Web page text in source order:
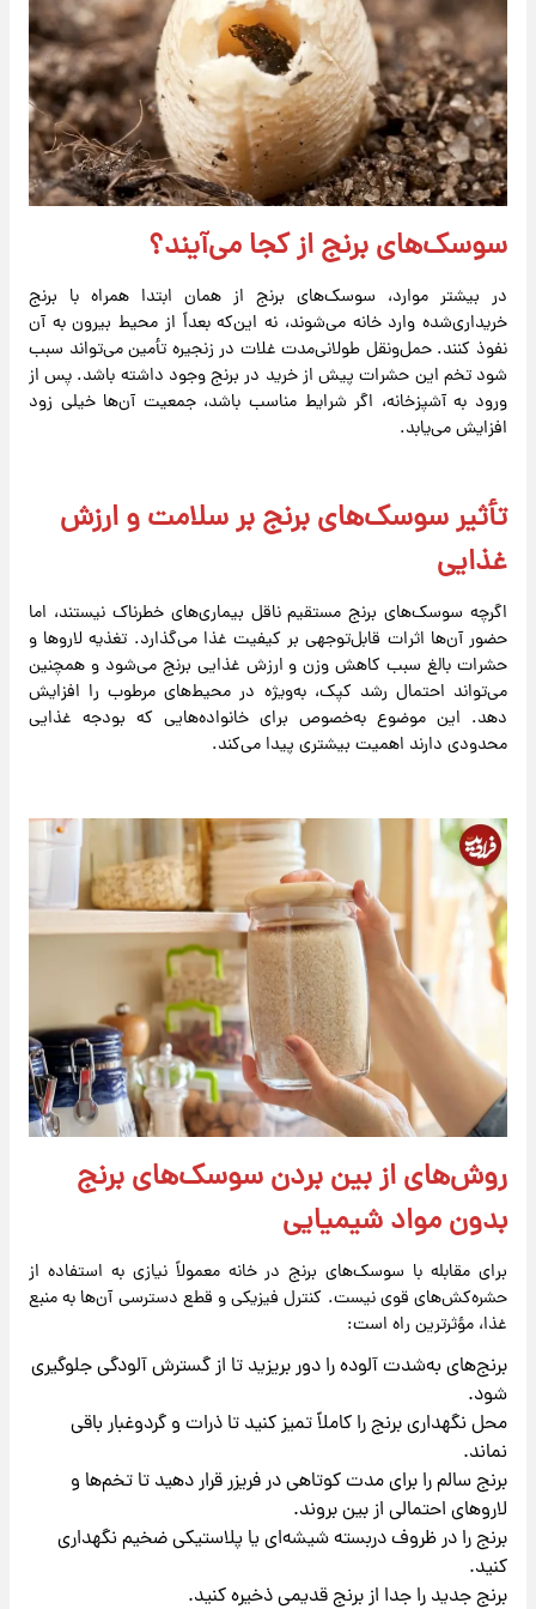
سوسک‌های برنج از کجا می‌آیند؟
در بیشتر موارد، سوسک‌های برنج از همان ابتدا همراه با برنج
خریداری‌شده وارد خانه می‌شوند، نه این‌که بعداً از محیط بیرون به آن
نفوذ کنند. حمل‌ونقل طولانی‌مدت غلات در زنجیره تأمین می‌تواند سبب
شود تخم این حشرات پیش از خرید در برنج وجود داشته باشد. پس از
ورود به آشپزخانه، اگر شرایط مناسب باشد، جمعیت آن‌ها خیلی زود
افزایش می‌یابد.
تأثیر سوسک‌های برنج بر سلامت و ارزش
غذایی
اگرچه سوسک‌های برنج مستقیم ناقل بیماری‌های خطرناک نیستند، اما
حضور آن‌ها اثرات قابل‌توجهی بر کیفیت غذا می‌گذارد. تغذیه لاروها و
حشرات بالغ سبب کاهش وزن و ارزش غذایی برنج می‌شود و همچنین
می‌تواند احتمال رشد کپک، به‌ویژه در محیط‌های مرطوب را افزایش
دهد. این موضوع به‌خصوص برای خانواده‌هایی که بودجه غذایی
محدودی دارند اهمیت بیشتری پیدا می‌کند.
روش‌های از بین بردن سوسک‌های برنج
بدون مواد شیمیایی
برای مقابله با سوسک‌های برنج در خانه معمولاً نیازی به استفاده از
حشره‌کش‌های قوی نیست. کنترل فیزیکی و قطع دسترسی آن‌ها به منبع
غذا، مؤثرترین راه است:
برنج‌های به‌شدت آلوده را دور بریزید تا از گسترش آلودگی جلوگیری
شود.
محل نگهداری برنج را کاملاً تمیز کنید تا ذرات و گردوغبار باقی
نماند.
برنج سالم را برای مدت کوتاهی در فریزر قرار دهید تا تخم‌ها و
لاروهای احتمالی از بین بروند.
برنج را در ظروف دربسته شیشه‌ای یا پلاستیکی ضخیم نگهداری
کنید.
برنج جدید را جدا از برنج قدیمی ذخیره کنید.